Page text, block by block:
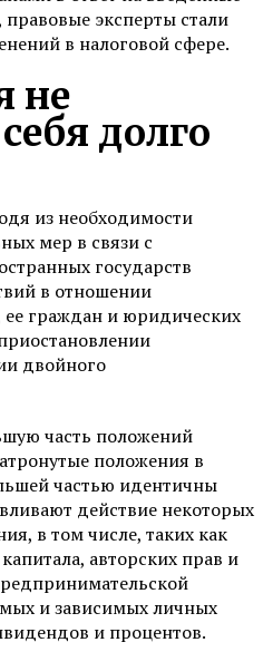
эксперты стали
в налоговой сфере.
не
долго
из необходимости
мер в связи с
государств
в отношении
граждан и юридических
двойного
часть положений
положения в
частью идентичны
действие некоторых
в том числе, таких как
авторских прав и
и зависимых личных
и процентов.